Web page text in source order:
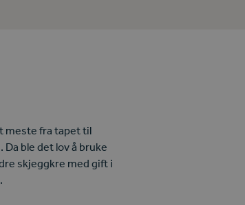
meste fra tapet til
ble det lov å bruke
skjeggkre med gift i